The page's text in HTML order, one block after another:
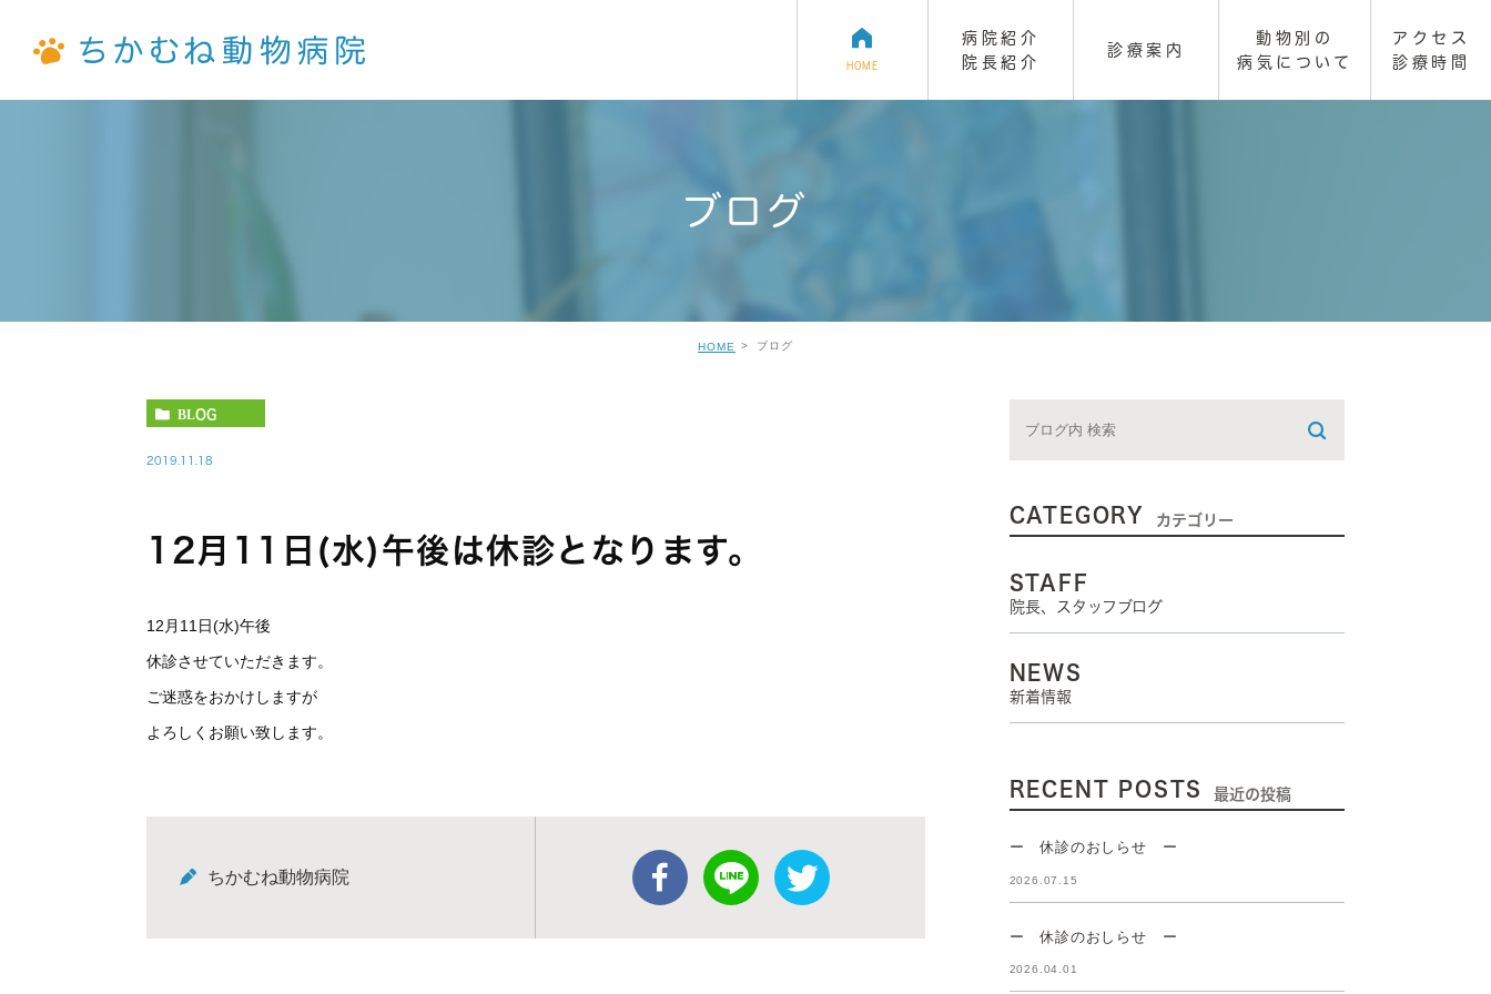
HOME
病院紹介
院長紹介
診療案内
デンタルケア
動物別の
病気について
フェレット
アクセス
診療時間
ブログ
HOME ブログ
BLOG
2019.11.18
12月11日(水)午後は休診となります。
12月11日(水)午後
休診させていただきます。
ご迷惑をおかけしますが
よろしくお願い致します。
ちかむね動物病院
CATEGORY カテゴリー
STAFF
院長、スタッフブログ
NEWS
新着情報
RECENT POSTS 最近の投稿
ー 休診のおしらせ ー
2026.07.15
ー 休診のおしらせ ー
2026.04.01